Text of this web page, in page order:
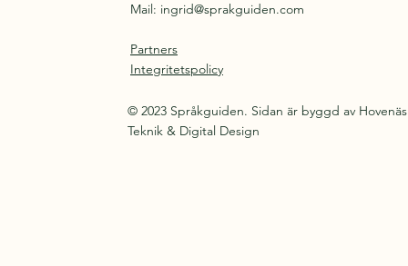
Mail: ingrid@sprakguiden.com
Partners
Integritetspolicy
© 2023 Språkguiden. Sidan är byggd av Hovenäs
Teknik & Digital Design